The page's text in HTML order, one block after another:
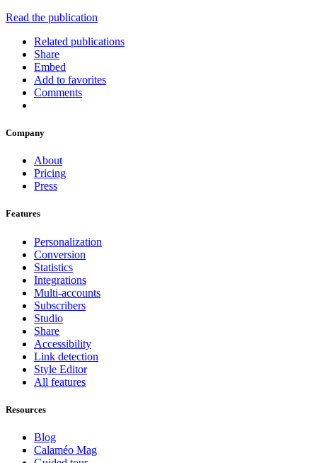
Read the publication
Related publications
Share
Embed
Add to favorites
Comments
Company
About
Pricing
Press
Features
Personalization
Conversion
Statistics
Integrations
Multi-accounts
Subscribers
Studio
Share
Accessibility
Link detection
Style Editor
All features
Resources
Blog
Calaméo Mag